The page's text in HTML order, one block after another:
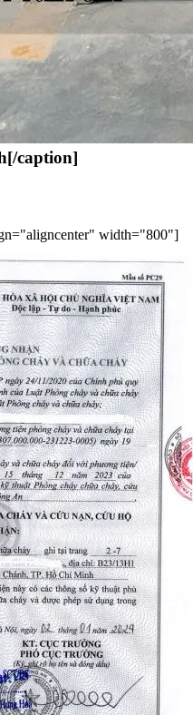
caption]​
width="800"]